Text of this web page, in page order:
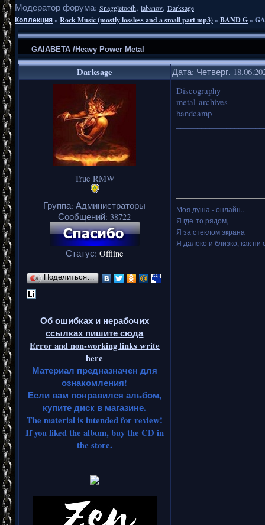
Модератор форума: Snaggletooth, labanov, Darksage
Коллекция»Rock Music (mostly lossless and a small part mp3)»BAND G»
GAIABETA /Heavy Power Metal
Darksage Дата: Четверг,
True RMW
Группа: Администраторы
Сообщений: 38722
Статус: Offline
Поделиться…
Об ошибках и нерабочих
ссылках пишите сюда
Error and non-working links write
here
Материал предназначен для
ознакомления!
Если вам понравился альбом,
купите диск в магазине.
The material is intended for review!
If you liked the album, buy the CD in
the store.
Discography
metal-archives
bandcamp
Моя душа - онлайн..
Я где-то рядом,
Я за стеклом экрана
Я далеко и близко, как ни